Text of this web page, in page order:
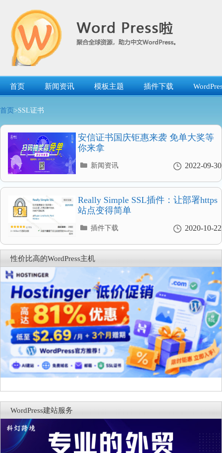
首页 新闻资讯 模板主题 插件下载
首页 >SSL证书
安信证书国庆钜惠来袭 免单大奖等
你来拿
2022-09-30
分
录
新闻资讯
Really Simple SSL插件：让部署https
站点变得简单
2020-10-22
分
录
插件下载
性价比高的WordPress主机
WordPress建站服务